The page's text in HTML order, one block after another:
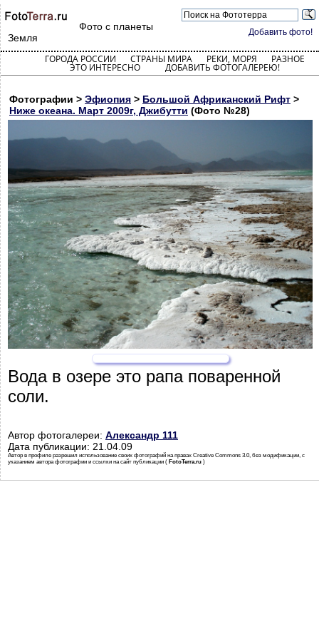
Добавить фото!
Фото с планеты
Земля
ГОРОДА РОССИИ СТРАНЫ МИРА РЕКИ, МОРЯ РАЗНОЕ
ЭТО ИНТЕРЕСНО ДОБАВИТЬ ФОТОГАЛЕРЕЮ!
Фотографии > Эфиопия > Большой Африканский Рифт >
Ниже океана. Март 2009г, Джибутти (Фото №28)
Вода в озере это рапа поваренной
соли.
Автор фотогалереи: Александр 111
Дата публикации: 21.04.09
Автор в профиле разрешил использование своих фотографий на правах Creative Commons 3.0, без модификации, с
указанием автора фотографии и ссылки на сайт публикации ( FotoTerra.ru )